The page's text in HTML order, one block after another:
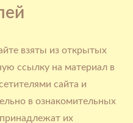
взяты из открытых
ссылку на материал в
сайта и
в ознакомительных
их